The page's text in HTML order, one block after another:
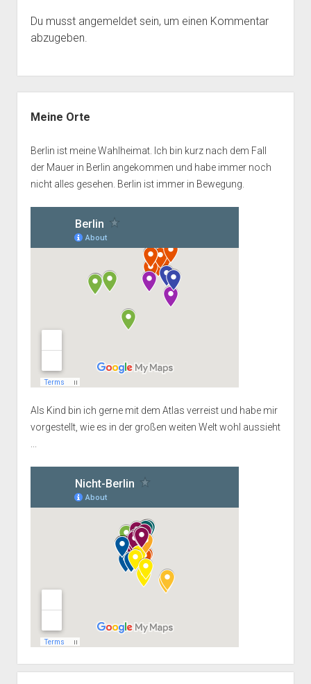
Du musst angemeldetsein, um einen Kommentar
abzugeben.
Meine Orte
Berlin ist meine Wahlheimat. Ich bin kurz nach dem Fall
der Mauer in Berlin angekommen und habe immer noch
nicht alles gesehen. Berlin ist immer in Bewegung.
Als Kind bin ich gerne mit dem Atlas verreist und habe mir
vorgestellt, wie es in der großen weiten Welt wohl aussieht
...